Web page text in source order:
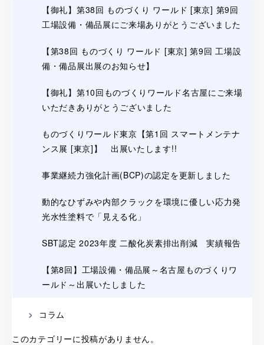
【御礼】第38回 ものづくり ワールド [東京] 第9回
工場設備・備品展にご来場ありがとうございました
【第38回 ものづくり ワールド [東京] 第9回 工場設
備・備品展出展のお知らせ】
【御礼】第10回ものづくりワールド名古屋にご来場
いただきありがとうございました
ものづくりワールド東京【第1回 スマートメンテナ
ンス展 [東京]】 出展いたします!!
事業継続力強化計画(BCP)の認定を更新しました
動的なひずみや内部クラックを環境に優しい応力発
光水性塗料で「見える化」
SBT認定 2023年度 二酸化炭素排出削減 実績報告
【第8回】工場設備・備品展～名古屋ものづくりワ
ールド～出展いたしました
コラム
このカテゴリーに投稿がありません。